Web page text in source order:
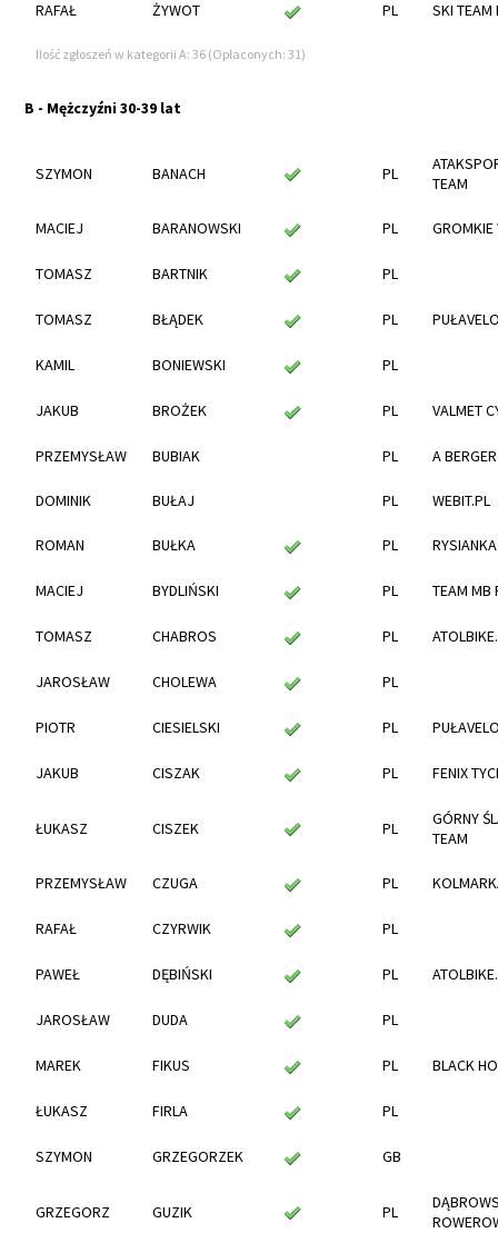
RAFAŁ ŻYWOT PL SKI TEAM
Ilość zgłoszeń w kategorii A: 36 (Opłaconych: 31)
B - Mężczyźni 30-39 lat
SZYMON BANACH PL
TEAM
MACIEJ BARANOWSKI PL GROMKIE
TOMASZ BARTNIK PL
TOMASZ BŁĄDEK PL
KAMIL BONIEWSKI PL
JAKUB BROŻEK PL VALMET
PRZEMYSŁAW BUBIAK PL A
DOMINIK BUŁAJ PL WEBIT.PL
ROMAN BUŁKA PL
MACIEJ BYDLIŃSKI PL TEAM MB
TOMASZ CHABROS PL
JAROSŁAW CHOLEWA PL
PIOTR CIESIELSKI PL
JAKUB CISZAK PL FENIX
ŁUKASZ CISZEK PL
GÓRNY
TEAM
PRZEMYSŁAW CZUGA PL
RAFAŁ CZYRWIK PL
PAWEŁ DĘBIŃSKI PL
JAROSŁAW DUDA PL
MAREK FIKUS PL BLACK
ŁUKASZ FIRLA PL
SZYMON GRZEGORZEK GB
GRZEGORZ GUZIK PL